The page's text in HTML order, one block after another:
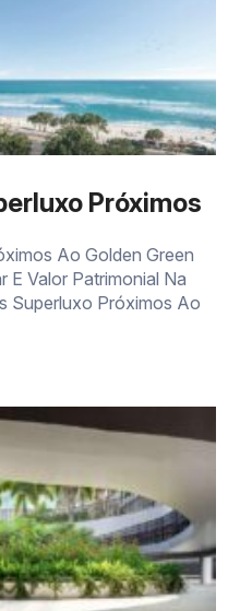
Próximos
Ao Golden Green
Valor Patrimonial Na
Superluxo Próximos Ao